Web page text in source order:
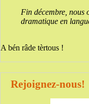
Fin décembre, nous
dramatique en
A bén râde tèrtous !
Rejoignez-nous!